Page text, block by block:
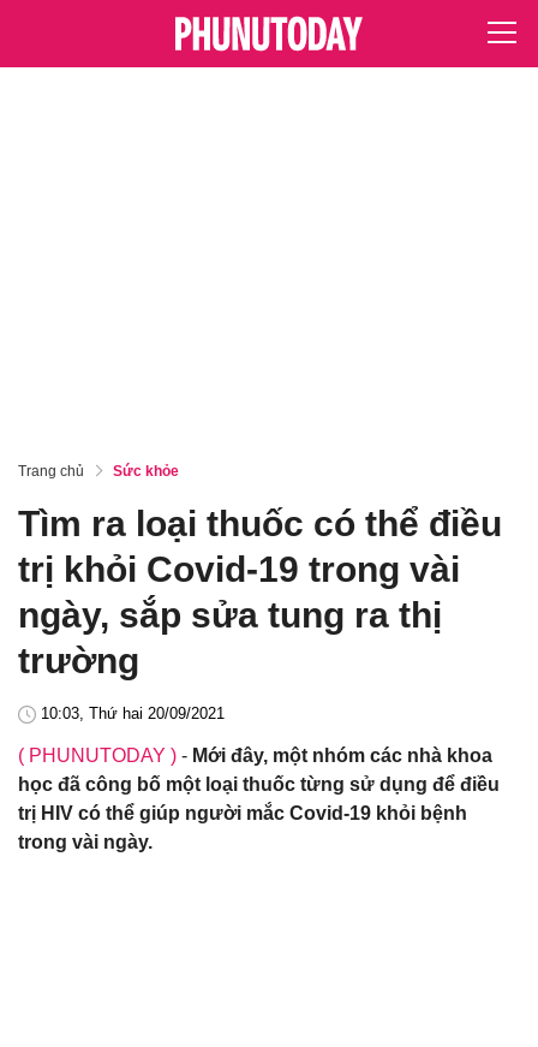
Trang chủ Sức khỏe
Tìm ra loại thuốc có thể điều
trị khỏi Covid-19 trong vài
ngày, sắp sửa tung ra thị
trường
10:03, Thứ hai 20/09/2021
( PHUNUTODAY ) - Mới đây, một nhóm các nhà khoa
học đã công bố một loại thuốc từng sử dụng để điều
trị HIV có thể giúp người mắc Covid-19 khỏi bệnh
trong vài ngày.